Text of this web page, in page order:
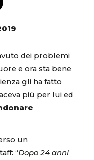
dei problemi
e ora sta bene
gli ha fatto
più per lui ed
un
“Dopo 24 anni